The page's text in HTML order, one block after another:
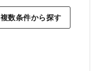
複数条件から探す